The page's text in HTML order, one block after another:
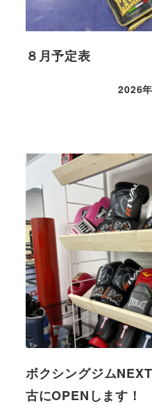
８月予定表
2026
ボクシングジム
古にOPENします！